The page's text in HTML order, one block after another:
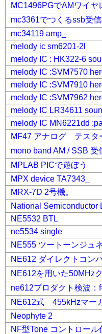
MC1496PGでAMワイヤ
mc3361でつくるssb受
mc34119 amp_
melody ic sm6201-2l
melody IC : HK322-6
melody IC :SVM7570
melody IC :SVM7910
melody IC :SVM7962
melody IC LR34611
melody IC MN6221dd
MF47 アナログ テス
mono band AM / SSB 受
MPLAB PICで遊ぼう
MPX device TA7343_
MRX-7D 2号機。
National Semiconductor
NE5532 BTL
ne5534 single
NE555 ツートーンジュ
NE612 ダイレクトコン
NE612を用いた50MHz
ne612プロダクト検波：
NE612式 455kHzマー
Neophyte 2
NF型Tone コントロー